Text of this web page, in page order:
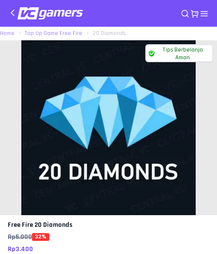
Home Top Up Game Free Fire 20 Diamonds
Tips Berbelanja
Aman
Free Fire 20 Diamonds
Rp5.000 32%
Rp3.400